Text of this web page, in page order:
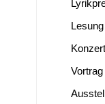
Lesung
Konzert
Vortrag